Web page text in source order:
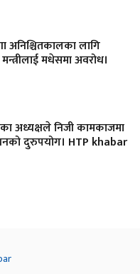
अनिश्चितकालका लागि
मधेसमा अवरोध।
अध्यक्षले निजी कामकाजमा
दुरुपयोग। HTP khabar